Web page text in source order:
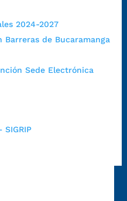
2024-2027
de Bucaramanga
Sede Electrónica
ciudadanos-
disciplinario/